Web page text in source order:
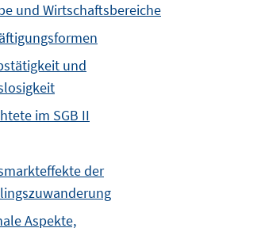
und Wirtschaftsbereiche
und
im SGB II
der
Aspekte,